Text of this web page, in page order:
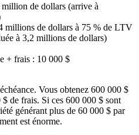
de dollars (arrive à
millions de dollars à 75 % de LTV
à 3,2 millions de dollars)
+ frais : 10 000 $
Vous obtenez 600 000 $
de frais. Si ces 600 000 $ sont
générant plus de 60 000 $ par
est énorme.